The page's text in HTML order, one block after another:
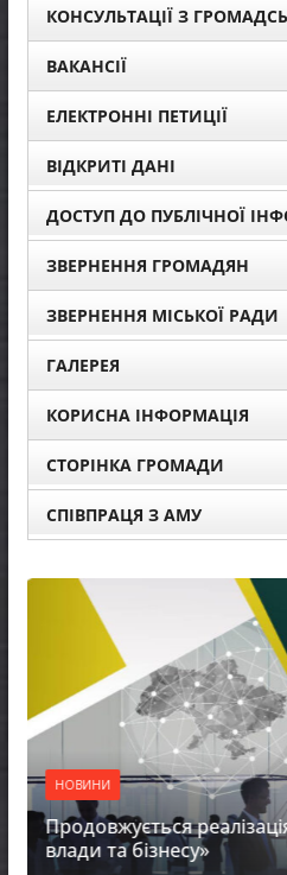
КОНСУЛЬТАЦІЇ З
ВАКАНСІЇ
ЕЛЕКТРОННІ ПЕТИЦІЇ
ВІДКРИТІ ДАНІ
ДОСТУП ДО ПУБЛІЧНОЇ
ЗВЕРНЕННЯ ГРОМАДЯН
ЗВЕРНЕННЯ МІСЬКОЇ РАДИ
ГАЛЕРЕЯ
КОРИСНА ІНФОРМАЦІЯ
СТОРІНКА ГРОМАДИ
СПІВПРАЦЯ З АМУ
НОВИНИ
Продовжується
влади та бізнесу»